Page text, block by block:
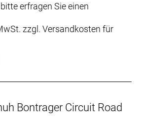
erfragen Sie einen
zzgl. Versandkosten für
Bontrager Circuit Road